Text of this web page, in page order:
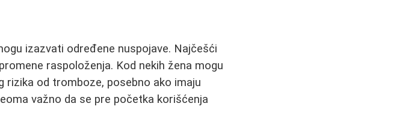
izazvati određene nuspojave. Najčešći
raspoloženja. Kod nekih žena mogu
rizika od tromboze, posebno ako imaju
važno da se pre početka korišćenja